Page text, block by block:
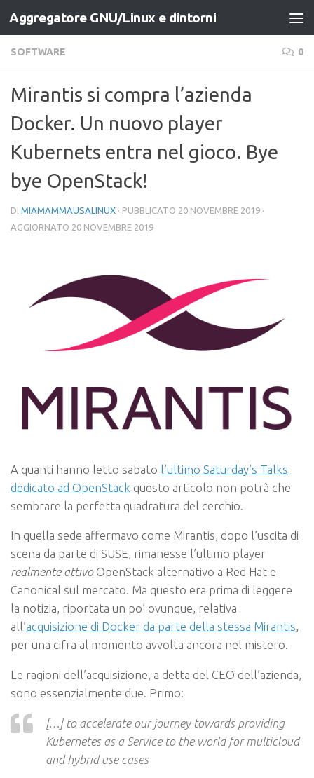
Salta al contenuto
Aggregatore GNU/Linux e dintorni
SOFTWARE 0
Mirantis si compra l’azienda
Docker. Un nuovo player
Kubernets entra nel gioco. Bye
bye OpenStack!
DI MIAMAMMAUSALINUX · PUBBLICATO 20 NOVEMBRE 2019 ·
AGGIORNATO 20 NOVEMBRE 2019
A quanti hanno letto sabato l’ultimo Saturday’s Talks
dedicato ad OpenStack questo articolo non potrà che
sembrare la perfetta quadratura del cerchio.
In quella sede affermavo come Mirantis, dopo l’uscita di
scena da parte di SUSE, rimanesse l’ultimo player
realmente attivoOpenStack alternativo a Red Hat e
Canonical sul mercato. Ma questo era prima di leggere
la notizia, riportata un po’ ovunque, relativa
all’acquisizione di Docker da parte della stessa Mirantis,
per una cifra al momento avvolta ancora nel mistero.
Le ragioni dell’acquisizione, a detta del CEO dell’azienda,
sono essenzialmente due. Primo:
[…] to accelerate our journey towards providing
Kubernetes as a Service to the world for multicloud
and hybrid use cases